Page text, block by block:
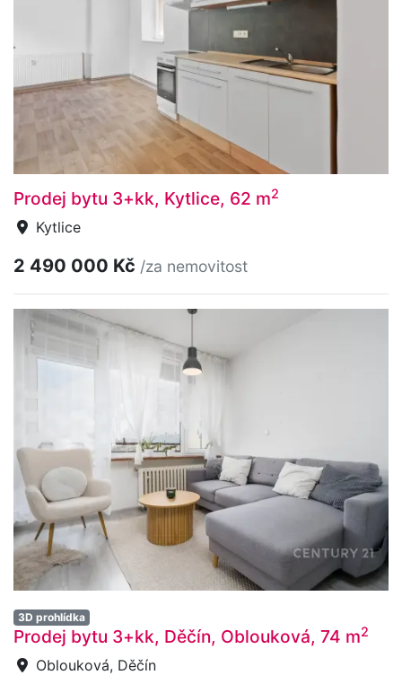
Prodej bytu 3+kk, Kytlice, 62 m2
Kytlice
2 490 000 Kč /za nemovitost
3D prohlídka
Prodej bytu 3+kk, Děčín, Oblouková, 74 m2
Oblouková, Děčín